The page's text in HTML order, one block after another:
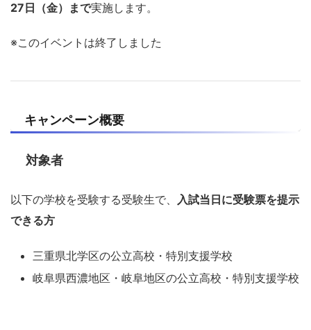
27日（金）まで実施します。
※このイベントは終了しました
キャンペーン概要
対象者
以下の学校を受験する受験生で、 入試当日に受験票を提示
できる方
三重県北学区の公立高校・特別支援学校
岐阜県西濃地区・岐阜地区の公立高校・特別支援学校